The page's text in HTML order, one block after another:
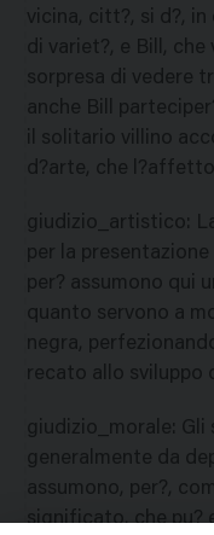
vicina, citt?, si d?,
di variet?, e Bill,
sorpresa di vedere
anche Bill
il solitario villino
d?arte, che
giudizio_artistico:
per la
per? assumono qui
quanto servono a
negra,
recato allo sviluppo
giudizio_morale: Gli
generalmente da
assumono, per?,
significato, che pu?